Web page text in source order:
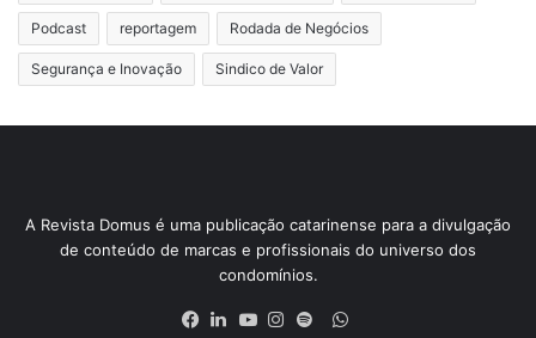
Podcast reportagem Rodada de Negócios
Segurança e Inovação Sindico de Valor
A Revista Domus é uma publicação catarinense para a divulgação
de conteúdo de marcas e profissionais do universo dos
condomínios.